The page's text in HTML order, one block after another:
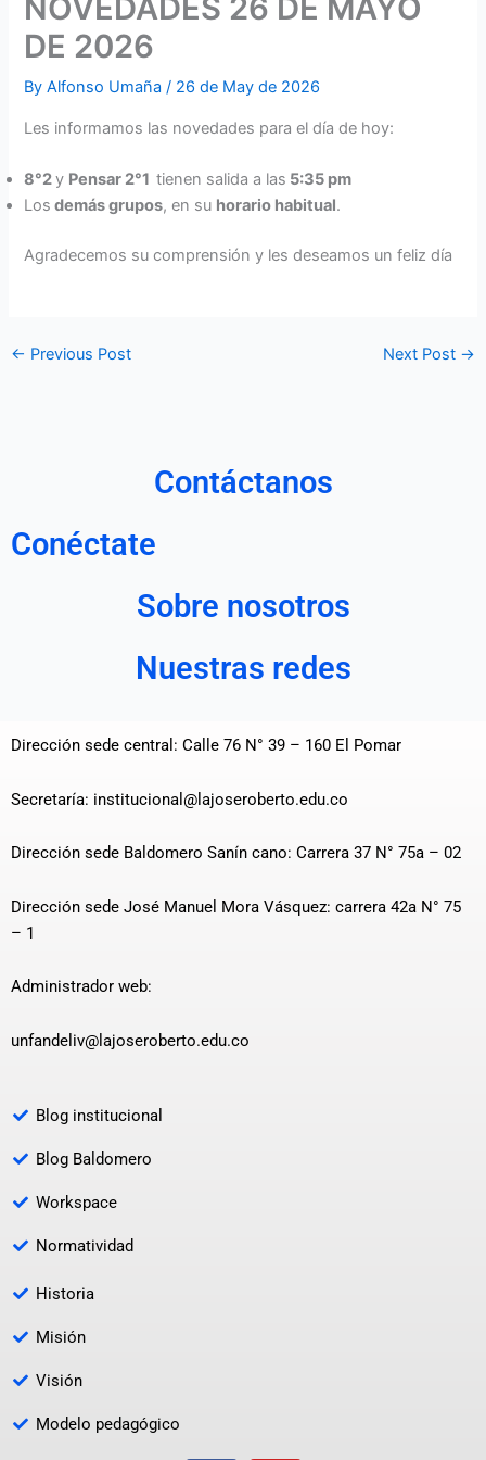
NOVEDADES 26 DE MAYO
DE 2026
ByAlfonso Umaña/ 26 de May de 2026
Les informamos las novedades para el día de hoy:
8°2y Pensar 2°1tienen salida a las 5:35 pm
Los demás grupos, en su horario habitual.
Agradecemos su comprensión y les deseamos un feliz día
← Previous Post Next Post →
Contáctanos
Conéctate
Sobre nosotros
Nuestras redes
Dirección sede central: Calle 76 N° 39 – 160 El Pomar
Secretaría: institucional@lajoseroberto.edu.co
Dirección sede Baldomero Sanín cano: Carrera 37 N° 75a – 02
Dirección sede José Manuel Mora Vásquez: carrera 42a N° 75
– 1
Administrador web:
unfandeliv@lajoseroberto.edu.co
Blog institucional
Blog Baldomero
Workspace
Normatividad
Historia
Misión
Visión
Modelo pedagógico